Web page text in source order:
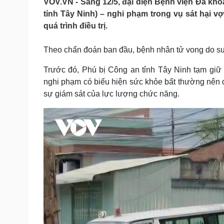
Tin nóng
Tư vấn luật
Việt Nam
Phân tích
Sức khỏe
Dinh dưỡng - món ngon
Cây thuốc
Sản phụ khoa
Nhi khoa
Nam khoa
Làm đẹp - giảm cân
Phòng mạch online
Ăn sạch sống khỏe
Đời sống
Nhà đẹp
Blog
Tình yêu - Gia đình
Cải chính
VOV.VN - Sáng 12/5, đại diện Bệnh viện Đa
tỉnh Tây Ninh) – nghi phạm trong vụ sát hại
quá trình điều trị.
Theo chẩn đoán ban đầu, bệnh nhân tử vong do
Trước đó, Phú bị Công an tỉnh Tây Ninh tạm
nghi phạm có biểu hiện sức khỏe bất thường
sự giám sát của lực lượng chức năng.